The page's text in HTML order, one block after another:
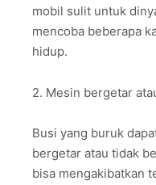
mobil sulit untuk
mencoba beberapa
hidup.
2. Mesin bergetar
Busi yang buruk
bergetar atau tidak
bisa mengakibatkan